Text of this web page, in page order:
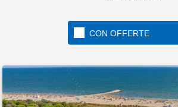
CON OFFERTE